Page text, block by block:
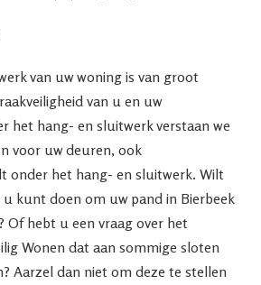
van uw woning is van groot
van u en uw
het hang- en sluitwerk verstaan we
voor uw deuren, ook
onder het hang- en sluitwerk. Wilt
kunt doen om uw pand in Bierbeek
Of hebt u een vraag over het
Wonen dat aan sommige sloten
Aarzel dan niet om deze te stellen